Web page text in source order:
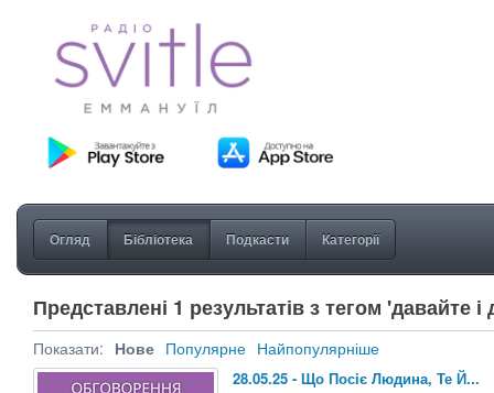
Огляд Бібліотека Подкасти Категорії
Представлені 1 результатів з тегом 'давайте
Показати: Нове Популярне Найпопулярніше
28.05.25 - Що Посiє Людина, Те Й...